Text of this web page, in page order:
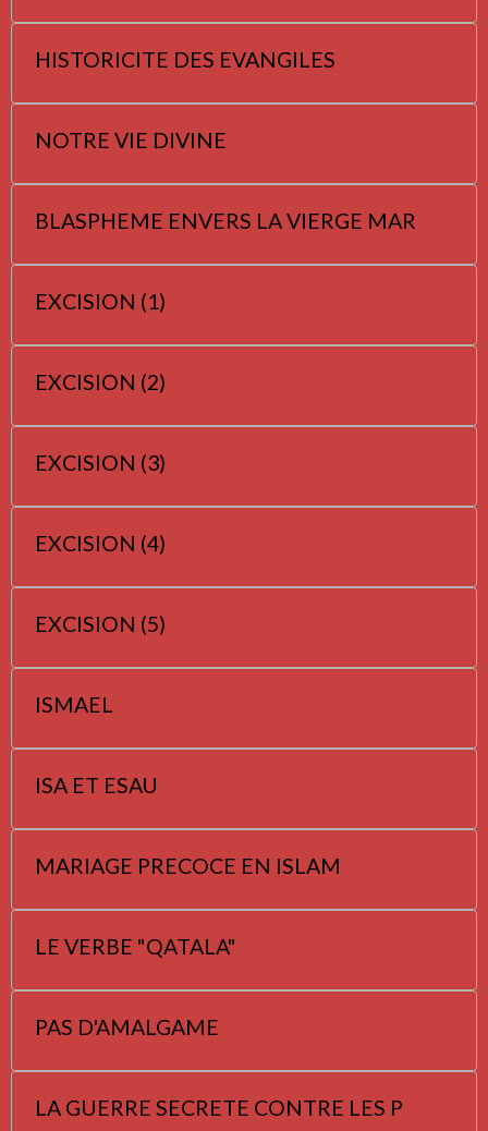
HISTORICITE DES EVANGILES
NOTRE VIE DIVINE
BLASPHEME ENVERS LA VIERGE MAR
EXCISION (1)
EXCISION (2)
EXCISION (3)
EXCISION (4)
EXCISION (5)
ISMAEL
ISA ET ESAU
MARIAGE PRECOCE EN ISLAM
LE VERBE "QATALA"
PAS D'AMALGAME
LA GUERRE SECRETE CONTRE LES P